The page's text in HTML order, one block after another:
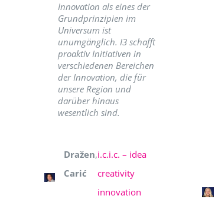
Innovation als eines der
Grundprinzipien im
Universum ist
unumgänglich. I3 schafft
proaktiv Initiativen in
verschiedenen Bereichen
der Innovation, die für
unsere Region und
darüber hinaus
wesentlich sind.
Dražen
Carić
,i.c.i.c. – idea
creativity
innovation